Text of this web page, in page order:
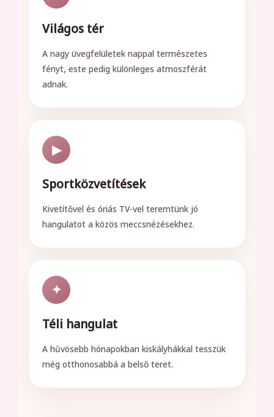
Világos tér
A nagy üvegfelületek nappal természetes
fényt, este pedig különleges atmoszférát
adnak.
▶
Sportközvetítések
Kivetítővel és óriás TV-vel teremtünk jó
hangulatot a közös meccsnézésekhez.
✦
Téli hangulat
A hűvösebb hónapokban kiskályhákkal tesszük
még otthonosabbá a belső teret.